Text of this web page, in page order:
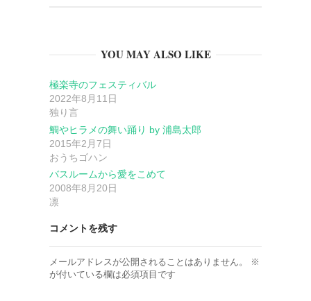
ョ
ン
YOU MAY ALSO LIKE
極楽寺のフェスティバル
2022年8月11日
独り言
鯛やヒラメの舞い踊り by 浦島太郎
2015年2月7日
おうちゴハン
バスルームから愛をこめて
2008年8月20日
凛
コメントを残す
メールアドレスが公開されることはありません。
※
が付いている欄は必須項目です